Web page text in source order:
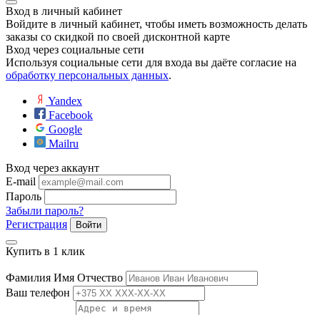
Вход в личный кабинет
Войдите в личный кабинет, чтобы иметь возможность делать
заказы со скидкой по своей дисконтной карте
Вход через социальные сети
Используя социальные сети для входа вы даёте согласие на
обработку персональных данных.
Yandex
Facebook
Google
Mailru
Вход через аккаунт
E-mail
Пароль
Забыли пароль?
Регистрация
Войти
Купить в 1 клик
Фамилия Имя Отчество
Ваш телефон